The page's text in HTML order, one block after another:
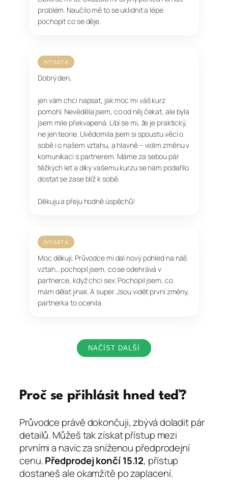
problém. Naučilo mě to se uklidnit a lépe
pochopit co se děje.
INTIMITA
Dobrý den,
jen vám chci napsat, jak moc mi váš kurz
pomohl. Nevěděla jsem, co od něj čekat, ale byla
jsem mile překvapená. Líbí se mi, že je praktický,
ne jen teorie. Uvědomila jsem si spoustu věcí o
sobě i o našem vztahu, a hlavně – vidím změnu v
komunikaci s partnerem. Máme za sebou pár
těžkých let a díky vašemu kurzu se nám podařilo
dostat se zase blíž k sobě.
Děkuju a přeju hodně úspěchů!
INTIMITA
Moc děkuji. Průvodce mi dal nový pohled na náš
vztah… pochopil jsem, co se odehrává v
partnerce, když chci sex. Pochopil jsem, co
mám dělat jinak. A super. Jsou vidět první změny,
partnerka to ocenila.
NAČÍST DALŠÍ
Proč se přihlásit hned teď?
Průvodce právě dokončuji, zbývá doladit pár
detailů. Můžeš tak získat přístup mezi
prvními a navíc za sníženou předprodejní
cenu.Předprodej končí 15.12, přístup
dostaneš ale okamžitě po zaplacení.